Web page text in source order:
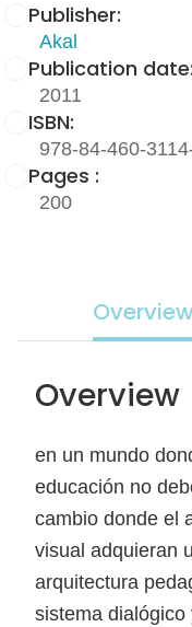
Publisher:
Akal
Publication date:
2011
ISBN:
978-84-460-
Pages :
200
Overview
Overview
en un mundo
educación no
cambio donde el
visual adquieran
arquitectura
sistema